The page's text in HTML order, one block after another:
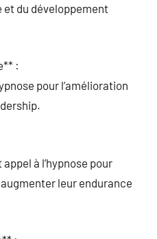
du développement
:
pour l’amélioration
à l’hypnose pour
leur endurance